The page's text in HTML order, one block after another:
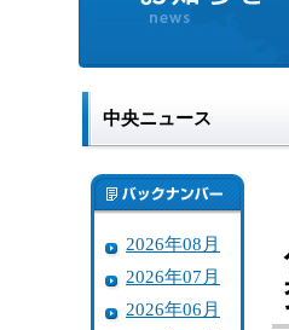
中央ニュース
2026年08月
2026年07月
2026年06月